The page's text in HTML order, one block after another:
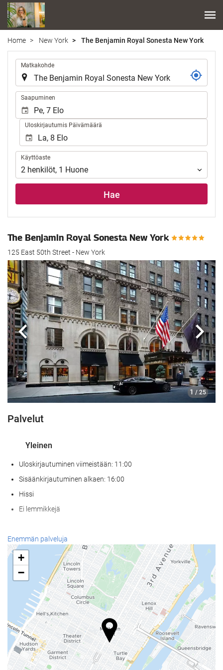
Home New York The Benjamin Royal Sonesta New York
Matkakohde
Saapuminen
Uloskirjautumis Päivämäärä
Käyttöaste
Käyttöaste
2 henkilöt, 1 Huone
Hae
The Benjamin Royal Sonesta New York
125 East 50th Street - New York
1 / 25
Edellinen
Palvelut
Yleinen
Uloskirjautuminen viimeistään: 11:00
Sisäänkirjautuminen alkaen: 16:00
Hissi
Ei lemmikkejä
Vastaanottopalvelut
24h-vastaanotto
Matkatavarasäilytys
Siivouspalvelut
Pesula
Wellness
Kuntosali
Enemmän palveluja
+
−